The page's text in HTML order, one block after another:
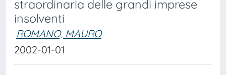
straordinaria delle grandi imprese
insolventi
ROMANO, MAURO
2002-01-01